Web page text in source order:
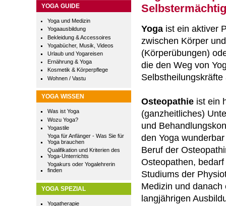
YOGA GUIDE
Yoga und Medizin
Yogaausbildung
Bekleidung & Accessoires
Yogabücher, Musik, Videos
Urlaub und Yogareisen
Ernährung & Yoga
Kosmetik & Körperpflege
Wohnen / Vastu
YOGA WISSEN
Was ist Yoga
Wozu Yoga?
Yogastile
Yoga für Anfänger - Was Sie für
Yoga brauchen
Qualifikation und Kriterien des
Yoga-Unterrichts
Yogakurs oder Yogalehrerin
finden
YOGA SPEZIAL
Yogatherapie
Yoga ist ein aktiver
zwischen Körper
(Körperübungen)
die den Weg von
Selbstheilungskräfte
Osteopathie ist ein
(ganzheitliches)
und
den Yoga
Beruf der
Osteopathen,
Studiums der
Medizin und danach
langjährigen